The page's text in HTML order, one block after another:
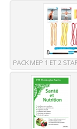
PACK MEP 1 ET 2